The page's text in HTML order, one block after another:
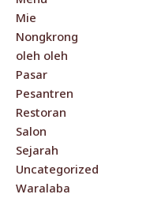
Mie
Nongkrong
oleh oleh
Pasar
Pesantren
Restoran
Salon
Sejarah
Uncategorized
Waralaba